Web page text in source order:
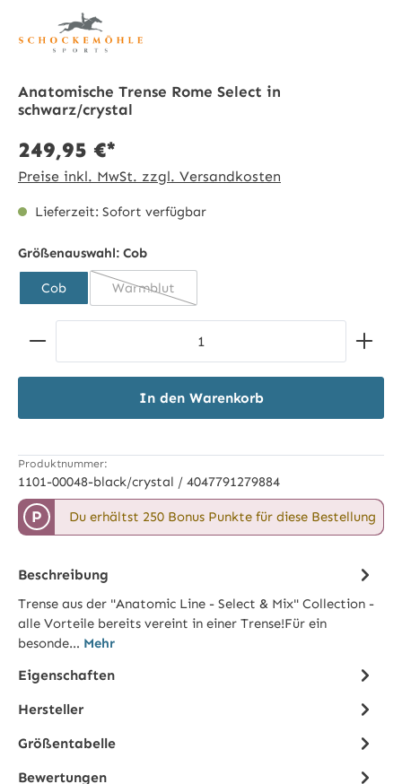
Anatomische Trense Rome Select in
schwarz/crystal
249,95 €*
Preise inkl. MwSt. zzgl. Versandkosten
Lieferzeit: Sofort verfügbar
Größenauswahl: Cob
Cob Warmblut
(Diese Option ist zurzeit nicht verfügbar.)
Produkt Anzahl: Gib den gewünschten Wert ein
In den Warenkorb
Produktnummer:
1101-00048-black/crystal / 4047791279884
P Du erhältst 250 Bonus Punkte für diese Bestellung
Beschreibung
Trense aus der "Anatomic Line - Select & Mix" Collection -
alle Vorteile bereits vereint in einer Trense!Für ein
besonde… Mehr
Eigenschaften
Hersteller
Größentabelle
Bewertungen